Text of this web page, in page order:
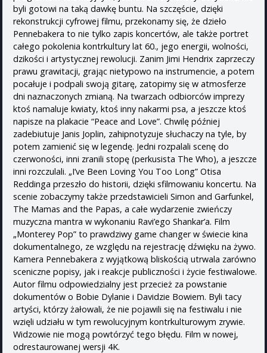
byli gotowi na taką dawkę buntu. Na szczęście, dzięki
rekonstrukcji cyfrowej filmu, przekonamy się, że dzieło
Pennebakera to nie tylko zapis koncertów, ale także portret
całego pokolenia kontrkultury lat 60., jego energii, wolności,
dzikości i artystycznej rewolucji. Zanim Jimi Hendrix zaprzeczy
prawu grawitacji, grając nietypowo na instrumencie, a potem
pocałuje i podpali swoją gitarę, zatopimy się w atmosferze
dni naznaczonych zmianą. Na twarzach odbiorców imprezy
ktoś namaluje kwiaty, ktoś inny nakarmi psa, a jeszcze ktoś
napisze na plakacie “Peace and Love”. Chwilę później
zadebiutuje Janis Joplin, zahipnotyzuje słuchaczy na tyle, by
potem zamienić się w legendę. Jedni rozpalali scenę do
czerwoności, inni zranili stopę (perkusista The Who), a jeszcze
inni rozczulali. „I’ve Been Loving You Too Long” Otisa
Reddinga przeszło do historii, dzięki sfilmowaniu koncertu. Na
scenie zobaczymy także przedstawicieli Simon and Garfunkel,
The Mamas and the Papas, a całe wydarzenie zwieńczy
muzyczna mantra w wykonaniu Ravi’ego Shankar’a. Film
„Monterey Pop” to prawdziwy game changer w świecie kina
dokumentalnego, ze względu na rejestrację dźwięku na żywo.
Kamera Pennebakera z wyjątkową bliskością utrwala zarówno
sceniczne popisy, jak i reakcje publiczności i życie festiwalowe.
Autor filmu odpowiedzialny jest przecież za powstanie
dokumentów o Bobie Dylanie i Davidzie Bowiem. Byli tacy
artyści, którzy żałowali, że nie pojawili się na festiwalu i nie
wzięli udziału w tym rewolucyjnym kontrkulturowym zrywie.
Widzowie nie mogą powtórzyć tego błędu. Film w nowej,
odrestaurowanej wersji 4K.